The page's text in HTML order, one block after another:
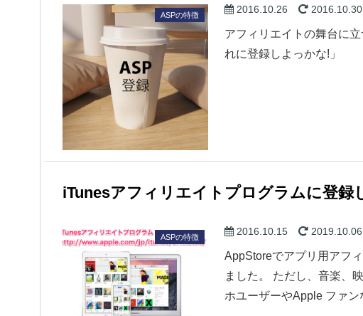
ASPの特徴 2016.10.26 2016.10.30
アフィリエイトの舞台に
れに登録しよっかな!
iTunesアフィリエイトプログラムに登録
ASPの特徴 2016.10.15 2019.10.06
AppStoreでアプリ用アフ
ました。 ただし、音楽
ホユーザーやApple ファ